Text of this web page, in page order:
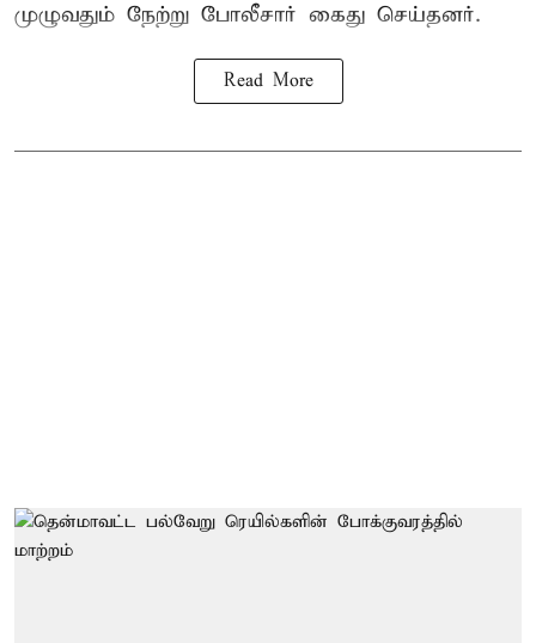
முழுவதும் நேற்று போலீசார் கைது செய்தனர்.
Read More